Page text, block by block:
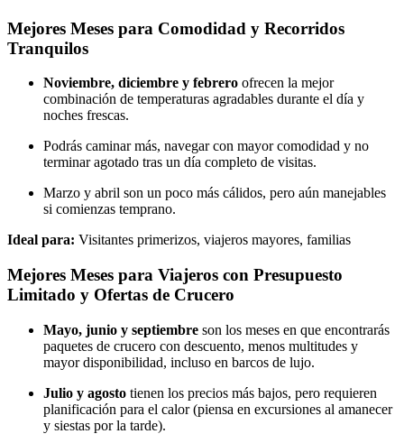
Mejores Meses para Comodidad y Recorridos
Tranquilos
Noviembre, diciembre y febrero ofrecen la mejor
combinación de temperaturas agradables durante el día y
noches frescas.
Podrás caminar más, navegar con mayor comodidad y no
terminar agotado tras un día completo de visitas.
Marzo y abril son un poco más cálidos, pero aún manejables
si comienzas temprano.
Ideal para: Visitantes primerizos, viajeros mayores, familias
Mejores Meses para Viajeros con Presupuesto
Limitado y Ofertas de Crucero
Mayo, junio y septiembre son los meses en que encontrarás
paquetes de crucero con descuento, menos multitudes y
mayor disponibilidad, incluso en barcos de lujo.
Julio y agosto tienen los precios más bajos, pero requieren
planificación para el calor (piensa en excursiones al amanecer
y siestas por la tarde).